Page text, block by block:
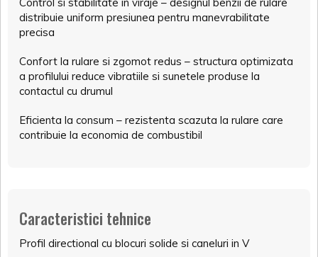
distribuie uniform presiunea pentru manevrabilitate
precisa
Confort la rulare si zgomot redus – structura optimizata
a profilului reduce vibratiile si sunetele produse la
contactul cu drumul
Eficienta la consum – rezistenta scazuta la rulare care
contribuie la economia de combustibil
Caracteristici tehnice
Profil directional cu blocuri solide si caneluri in V